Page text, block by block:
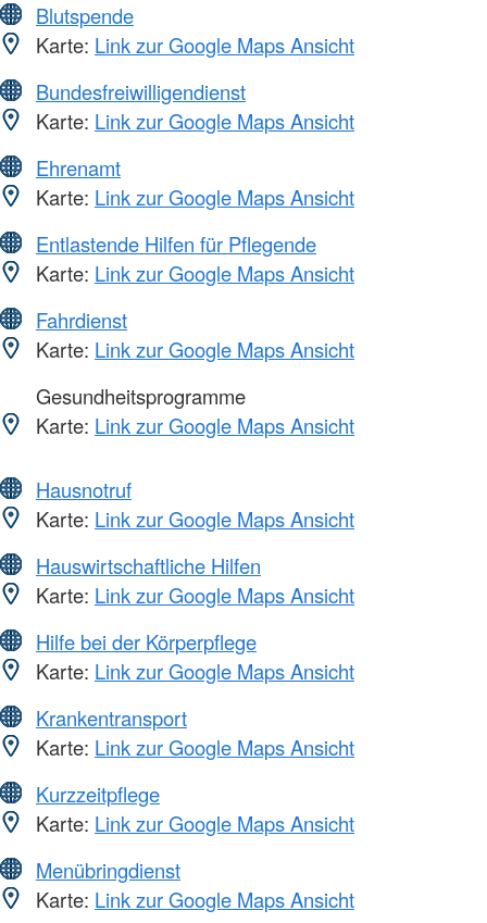
Blutspende
Karte: Link zur Google Maps Ansicht
Bundesfreiwilligendienst
Karte: Link zur Google Maps Ansicht
Ehrenamt
Karte: Link zur Google Maps Ansicht
Entlastende Hilfen für Pflegende
Karte: Link zur Google Maps Ansicht
Fahrdienst
Karte: Link zur Google Maps Ansicht
Gesundheitsprogramme
Karte: Link zur Google Maps Ansicht
Hausnotruf
Karte: Link zur Google Maps Ansicht
Hauswirtschaftliche Hilfen
Karte: Link zur Google Maps Ansicht
Hilfe bei der Körperpflege
Karte: Link zur Google Maps Ansicht
Krankentransport
Karte: Link zur Google Maps Ansicht
Kurzzeitpflege
Karte: Link zur Google Maps Ansicht
Menübringdienst
Karte: Link zur Google Maps Ansicht